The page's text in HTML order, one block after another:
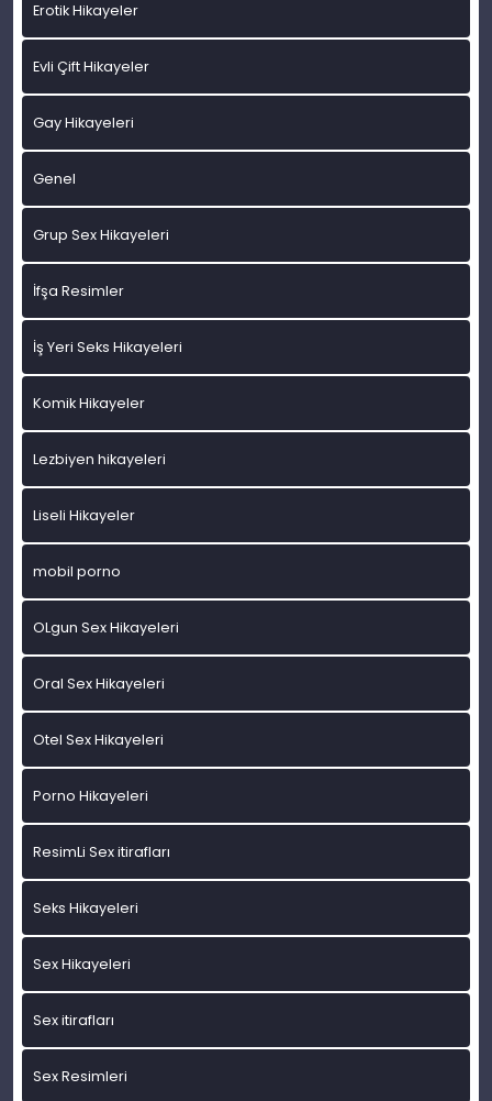
Erotik Hikayeler
Evli Çift Hikayeler
Gay Hikayeleri
Genel
Grup Sex Hikayeleri
İfşa Resimler
İş Yeri Seks Hikayeleri
Komik Hikayeler
Lezbiyen hikayeleri
Liseli Hikayeler
mobil porno
OLgun Sex Hikayeleri
Oral Sex Hikayeleri
Otel Sex Hikayeleri
Porno Hikayeleri
ResimLi Sex itirafları
Seks Hikayeleri
Sex Hikayeleri
Sex itirafları
Sex Resimleri